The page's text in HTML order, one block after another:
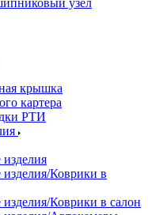
узел
крышка
картера
РТИ
изделия
изделия/Коврики в
изделия/Коврики в салон